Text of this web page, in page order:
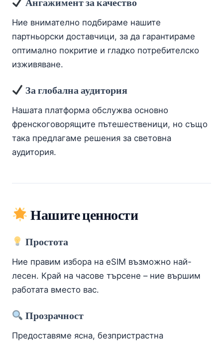
Ние внимателно подбираме нашите
партньорски доставчици, за да гарантираме
оптимално покритие и гладко потребителско
изживяване.
За глобална аудитория
Нашата платформа обслужва основно
френскоговорящите пътешественици, но също
така предлагаме решения за световна
аудитория.
Нашите ценности
Простота
Ние правим избора на eSIM възможно най-
лесен. Край на часове търсене – ние вършим
работата вместо вас.
Прозрачност
Предоставяме ясна, безпристрастна